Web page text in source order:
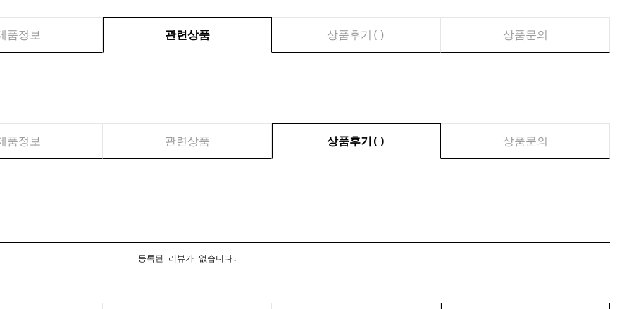
품정보 관련상품 상품후기( ) 상품문의
품정보 관련상품 상품후기( ) 상품문의
등록된 리뷰가 없습니다.